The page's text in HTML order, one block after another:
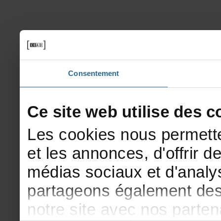
Consentement